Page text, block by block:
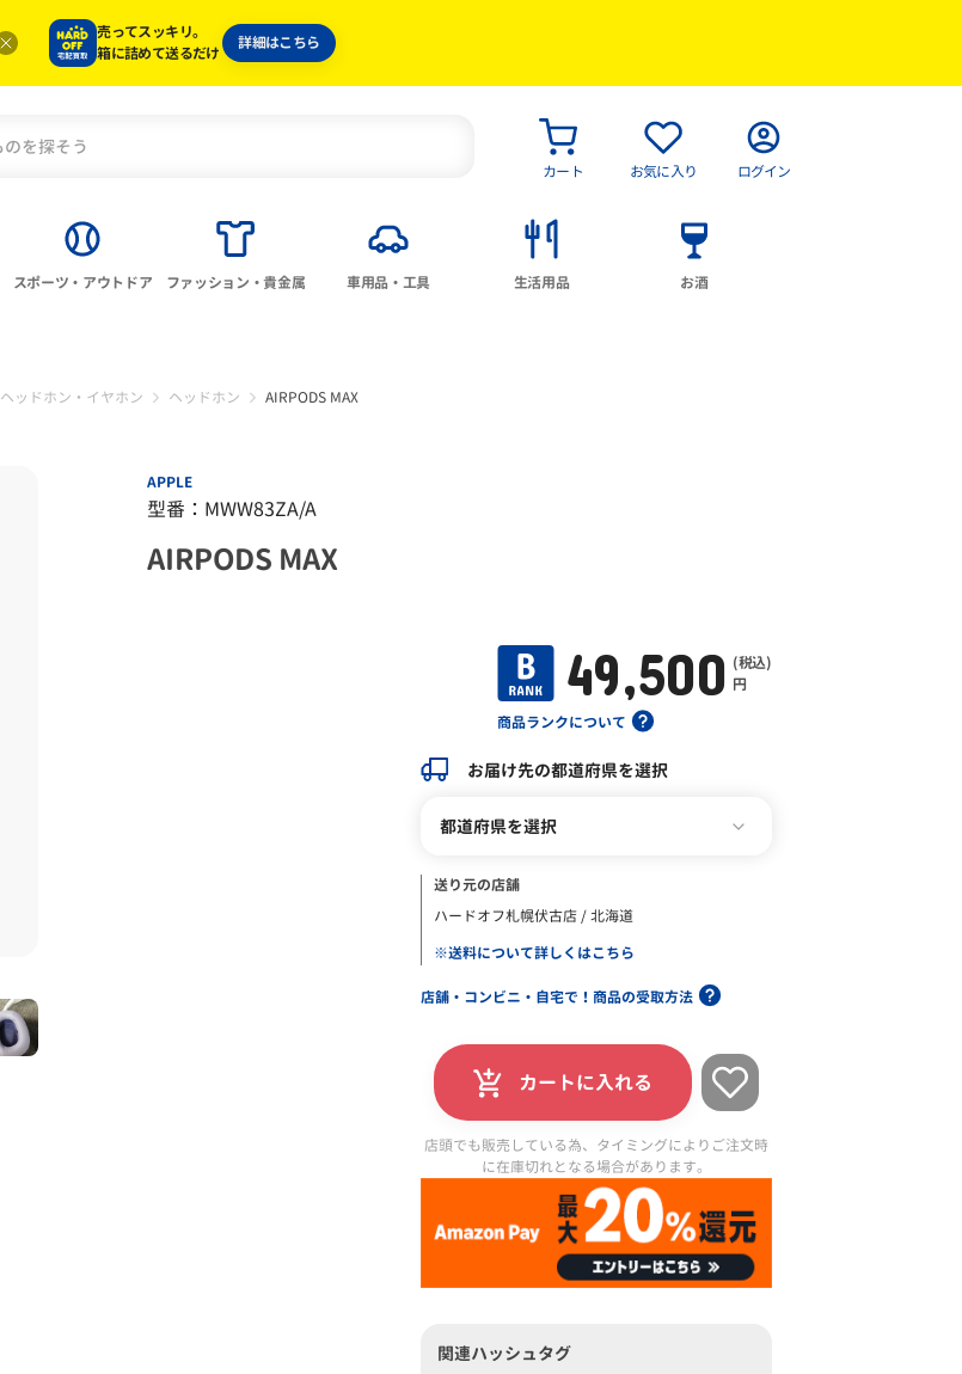
売ってスッキリ。
箱に詰めて送るだけ
詳細はこちら
カート お気に入り ログイン
スポーツ・アウトドア ファッション・貴金属 車用品・工具 生活用品 お酒
ヘッドホン・イヤホン ヘッドホン AIRPODS MAX
APPLE
型番：MWW83ZA/A
AIRPODS MAX
商品ランクについて
49,500 (税込)
円
お届け先の都道府県を選択
都道府県を選択
送り元の店舗
ハードオフ札幌伏古店 / 北海道
※送料について詳しくはこちら
店舗・コンビニ・自宅で！商品の受取方法
カートに入れる
店頭でも販売している為、タイミングによりご注文時
に在庫切れとなる場合があります。
関連ハッシュタグ